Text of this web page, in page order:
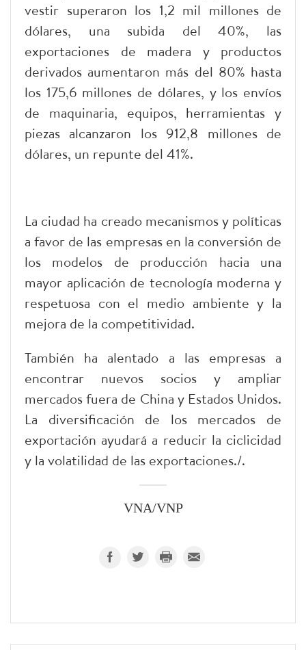
vestir superaron los 1,2 mil millones de
dólares, una subida del 40%, las
exportaciones de madera y productos
derivados aumentaron más del 80% hasta
los 175,6 millones de dólares, y los envíos
de maquinaria, equipos, herramientas y
piezas alcanzaron los 912,8 millones de
dólares, un repunte del 41%.
La ciudad ha creado mecanismos y políticas
a favor de las empresas en la conversión de
los modelos de producción hacia una
mayor aplicación de tecnología moderna y
respetuosa con el medio ambiente y la
mejora de la competitividad.
También ha alentado a las empresas a
encontrar nuevos socios y ampliar
mercados fuera de China y Estados Unidos.
La diversificación de los mercados de
exportación ayudará a reducir la ciclicidad
y la volatilidad de las exportaciones./.
VNA/VNP